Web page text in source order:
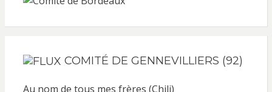
COMITÉ DE GENNEVILLIERS (92)
Au nom de tous mes frères (Chili)